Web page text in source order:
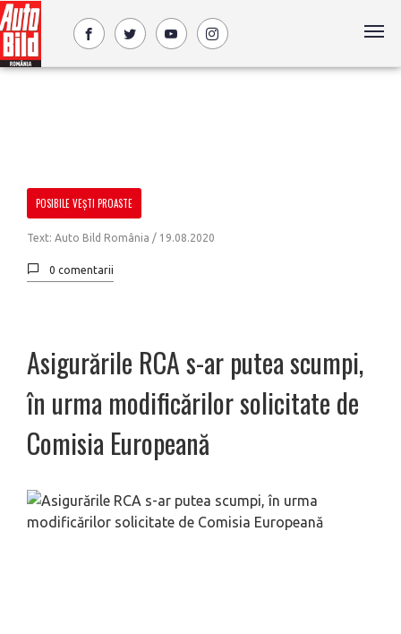
POSIBILE VEȘTI PROASTE
Text: Auto Bild România / 19.08.2020
0 comentarii
Asigurările RCA s-ar putea scumpi,
în urma modificărilor solicitate de
Comisia Europeană